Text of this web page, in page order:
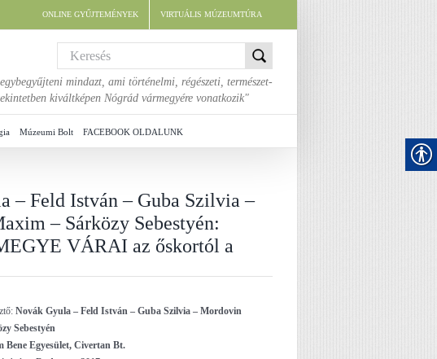
ONLINE GYŰJTEMÉNYEK VIRTUÁLIS MÚZEUMTÚRA
mindazt, ami történelmi, régészeti, természet-
kiváltképen Nógrád vármegyére vonatkozik"
Múzeumi Bolt FACEBOOK OLDALUNK
– Feld István – Guba Szilvia –
– Sárközy Sebestyén:
VÁRAI az őskortól a
Novák Gyula – Feld István – Guba Szilvia – Mordovin
Sebestyén
Bene Egyesület, Civertan Bt.